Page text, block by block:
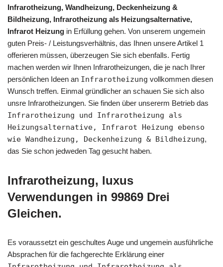
Infrarotheizung, Wandheizung, Deckenheizung &
Bildheizung, Infrarotheizung als Heizungsalternative,
Infrarot Heizung in Erfüllung gehen. Von unserem ungemein
guten Preis- / Leistungsverhältnis, das Ihnen unsere Artikel 1
offerieren müssen, überzeugen Sie sich ebenfalls. Fertig
machen werden wir Ihnen Infrarotheizungen, die je nach Ihrer
persönlichen Ideen an Infrarotheizung vollkommen diesen
Wunsch treffen. Einmal gründlicher an schauen Sie sich also
unsre Infrarotheizungen. Sie finden über unsererm Betrieb das
Infrarotheizung und Infrarotheizung als
Heizungsalternative, Infrarot Heizung ebenso
wie Wandheizung, Deckenheizung & Bildheizung,
das Sie schon jedweden Tag gesucht haben.
Infrarotheizung, luxus
Verwendungen in 99869 Drei
Gleichen.
Es voraussetzt ein geschultes Auge und ungemein ausführliche
Absprachen für die fachgerechte Erklärung einer